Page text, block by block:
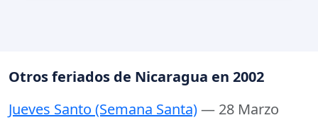
Otros feriados de Nicaragua en 2002
Jueves Santo (Semana Santa)— 28 Marzo